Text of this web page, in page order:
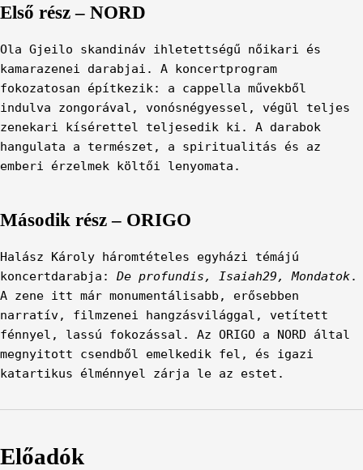
Első rész – NORD
Ola Gjeilo skandináv ihletettségű nőikari és
kamarazenei darabjai. A koncertprogram
fokozatosan építkezik: a cappella művekből
indulva zongorával, vonósnégyessel, végül teljes
zenekari kísérettel teljesedik ki. A darabok
hangulata a természet, a spiritualitás és az
emberi érzelmek költői lenyomata.
Második rész – ORIGO
Halász Károly háromtételes egyházi témájú
koncertdarabja: De profundis, Isaiah29, Mondatok.
A zene itt már monumentálisabb, erősebben
narratív, filmzenei hangzásvilággal, vetített
fénnyel, lassú fokozással. Az ORIGO a NORD által
megnyitott csendből emelkedik fel, és igazi
katartikus élménnyel zárja le az estet.
Előadók